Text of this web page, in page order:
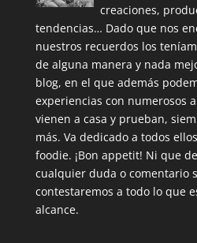
creaciones,
tendencias… Dado que nos
nuestros recuerdos los
de alguna manera y nada
blog, en el que además
experiencias con numerosos
vienen a casa y prueban,
más. Va dedicado a todos
foodie. ¡Bon appetit! Ni que
cualquier duda o comentario
contestaremos a todo lo que
alcance.